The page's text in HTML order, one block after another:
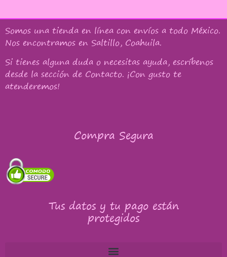
Somos una tienda en línea con envíos a todo México.
Nos encontramos en Saltillo, Coahuila.
Si tienes alguna duda o necesitas ayuda, escríbenos
desde la sección de Contacto. ¡Con gusto te
atenderemos!
Compra Segura
Tus datos y tu pago están
protegidos